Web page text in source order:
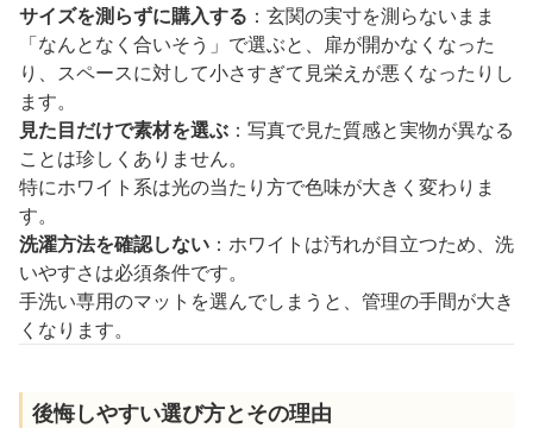
サイズを測らずに購入する ：玄関の実寸を測らないまま
「なんとなく合いそう」で選ぶと、扉が開かなくなった
り、スペースに対して小さすぎて見栄えが悪くなったりし
ます。
見た目だけで素材を選ぶ ：写真で見た質感と実物が異なる
ことは珍しくありません。
特にホワイト系は光の当たり方で色味が大きく変わりま
す。
洗濯方法を確認しない ：ホワイトは汚れが目立つため、洗
いやすさは必須条件です。
手洗い専用のマットを選んでしまうと、管理の手間が大き
くなります。
後悔しやすい選び方とその理由